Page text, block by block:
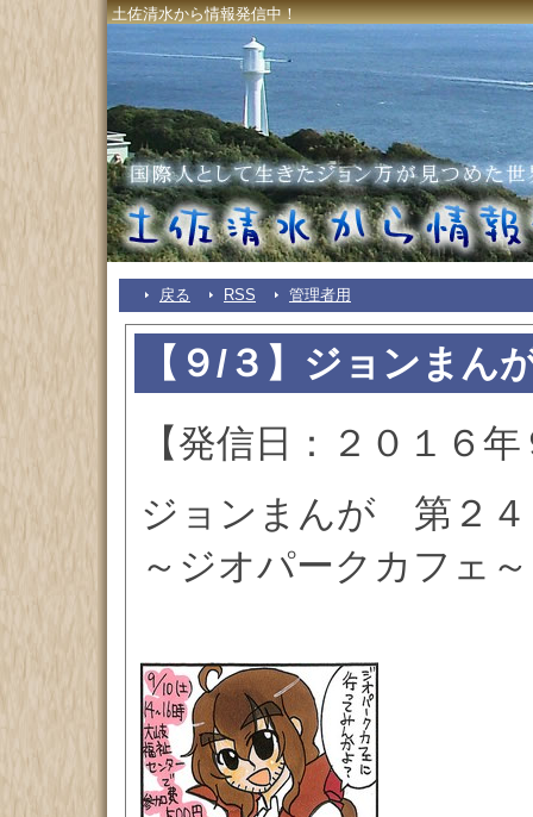
土佐清水から情報発信中！
戻る RSS 管理者用
【９/３】ジョンま
【発信日：２０１６
ジョンまんが 第２４
～ジオパークカフェ～